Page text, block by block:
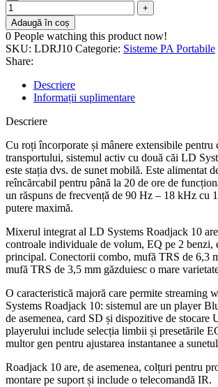
Adaugă în coș
0 People watching this product now!
SKU: LDRJ10 Categorie: Sisteme PA Portabile
Share:
Descriere
Informații suplimentare
Descriere
Cu roți încorporate și mânere extensibile pentru
transportului, sistemul activ cu două căi LD
este stația dvs. de sunet mobilă. Este alimentat
reîncărcabil pentru până la 20 de ore de
un răspuns de frecvență de 90 Hz – 18 kHz cu
putere maximă.
Mixerul integrat al LD Systems Roadjack 10
controale individuale de volum, EQ pe 2 benzi,
principal. Conectorii combo, mufă TRS de 6,3
mufă TRS de 3,5 mm găzduiesc o mare
O caracteristică majoră care permite streaming
Systems Roadjack 10: sistemul are un player
de asemenea, card SD și dispozitive de stocare
playerului include selecția limbii și presetările
multor gen pentru ajustarea instantanee a
Roadjack 10 are, de asemenea, colțuri pentru
montare pe suport și include o telecomandă IR.